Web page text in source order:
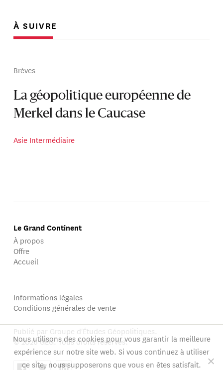
À SUIVRE
Brèves
La géopolitique européenne de
Merkel dans le Caucase
Asie Intermédiaire
Le Grand Continent
À propos
Offre
Accueil
Informations légales
Conditions générales de vente
Publié par Groupe d'Études Géopolitiques.
© 2026 GEG. Tous droits réservés.
Nous utilisons des cookies pour vous garantir la meilleure
expérience sur notre site web. Si vous continuez à utiliser
ce site, nous supposerons que vous en êtes satisfait.